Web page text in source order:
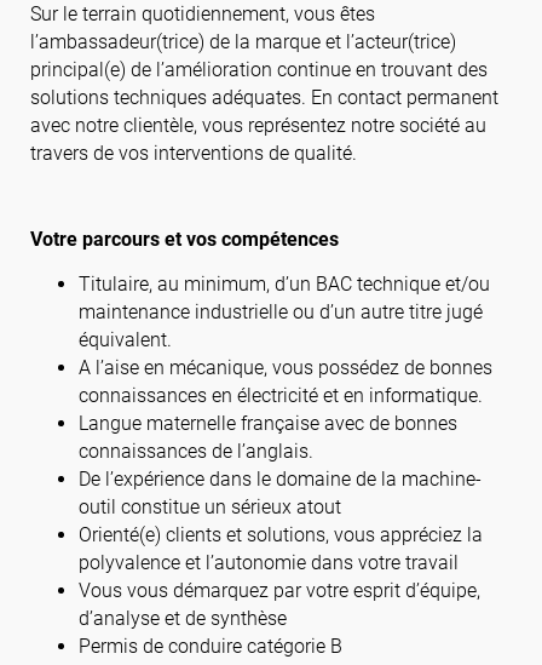
Sur le terrain quotidiennement, vous êtes
l’ambassadeur(trice) de la marque et l’acteur(trice)
principal(e) de l’amélioration continue en trouvant des
solutions techniques adéquates. En contact permanent
avec notre clientèle, vous représentez notre société au
travers de vos interventions de qualité.
Votre parcours et vos compétences
Titulaire, au minimum, d’un BAC technique et/ou
maintenance industrielle ou d’un autre titre jugé
équivalent.
A l’aise en mécanique, vous possédez de bonnes
connaissances en électricité et en informatique.
Langue maternelle française avec de bonnes
connaissances de l’anglais.
De l’expérience dans le domaine de la machine-
outil constitue un sérieux atout
Orienté(e) clients et solutions, vous appréciez la
polyvalence et l’autonomie dans votre travail
Vous vous démarquez par votre esprit d’équipe,
d’analyse et de synthèse
Permis de conduire catégorie B